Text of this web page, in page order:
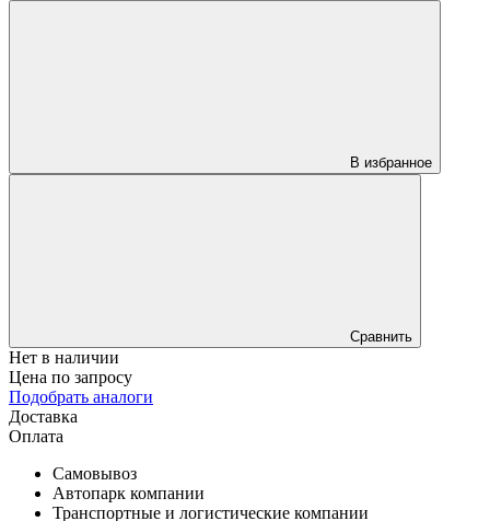
В избранное
Сравнить
Нет в наличии
Цена по запросу
Подобрать аналоги
Доставка
Оплата
Самовывоз
Автопарк компании
Транспортные и логистические компании